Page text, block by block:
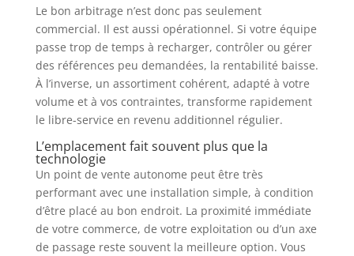
Le bon arbitrage n’est donc pas seulement
commercial. Il est aussi opérationnel. Si votre équipe
passe trop de temps à recharger, contrôler ou gérer
des références peu demandées, la rentabilité baisse.
À l’inverse, un assortiment cohérent, adapté à votre
volume et à vos contraintes, transforme rapidement
le libre-service en revenu additionnel régulier.
L’emplacement fait souvent plus que la
technologie
Un point de vente autonome peut être très
performant avec une installation simple, à condition
d’être placé au bon endroit. La proximité immédiate
de votre commerce, de votre exploitation ou d’un axe
de passage reste souvent la meilleure option. Vous